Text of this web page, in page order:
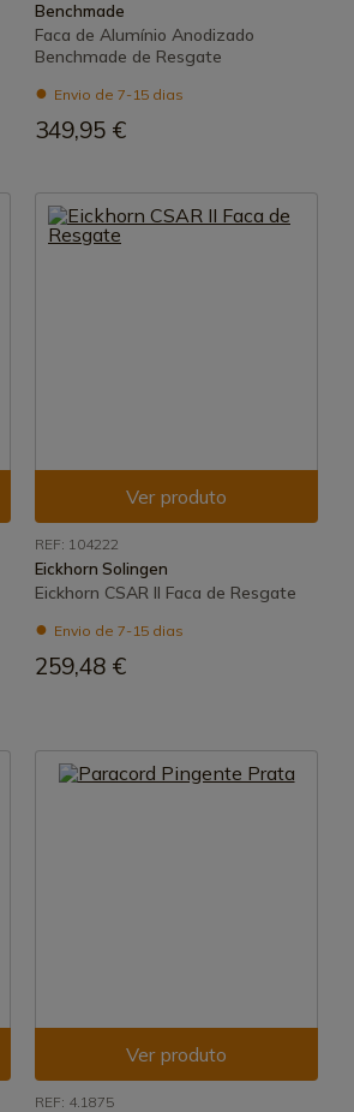
Benchmade
Faca de Alumínio Anodizado
Benchmade de Resgate
Envio de 7-15 dias
349,95 €
Ver produto
REF: 104222
Eickhorn Solingen
Eickhorn CSAR II Faca de Resgate
Envio de 7-15 dias
259,48 €
Ver produto
REF: 4.1875